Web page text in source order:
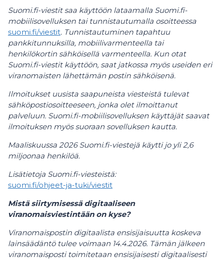
Suomi.fi-viestit saa käyttöön lataamalla Suomi.fi-
mobiilisovelluksen tai tunnistautumalla osoitteessa
suomi.fi/viestit. Tunnistautuminen tapahtuu
pankkitunnuksilla, mobiilivarmenteella tai
henkilökortin sähköisellä varmenteella. Kun otat
Suomi.fi-viestit käyttöön, saat jatkossa myös useiden eri
viranomaisten lähettämän postin sähköisenä.
Ilmoitukset uusista saapuneista viesteistä tulevat
sähköpostiosoitteeseen, jonka olet ilmoittanut
palveluun. Suomi.fi-mobiilisovelluksen käyttäjät saavat
ilmoituksen myös suoraan sovelluksen kautta.
Maaliskuussa 2026 Suomi.fi-viestejä käytti jo yli 2,6
miljoonaa henkilöä.
Lisätietoja Suomi.fi-viesteistä:
suomi.fi/ohjeet-ja-tuki/viestit
Mistä siirtymisessä digitaaliseen
viranomaisviestintään on kyse?
Viranomaispostin digitaalista ensisijaisuutta koskeva
lainsäädäntö tulee voimaan 14.4.2026. Tämän jälkeen
viranomaisposti toimitetaan ensisijaisesti digitaalisesti